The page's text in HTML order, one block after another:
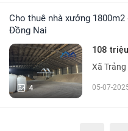
Cho thuê nhà xưởng 1800m2 giá chỉ 108 triệu. Trảng Bom-
Đồng Nai
4
108 triệu
Xã
05-07-